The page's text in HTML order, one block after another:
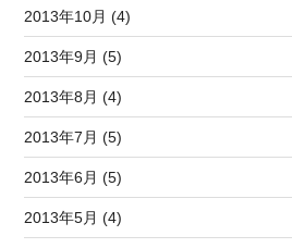
2013年10月 (4)
2013年9月 (5)
2013年8月 (4)
2013年7月 (5)
2013年6月 (5)
2013年5月 (4)